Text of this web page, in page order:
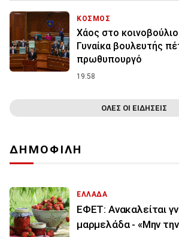
ΚΟΣΜΟΣ
Χάος στο
Γυναίκα βουλευτής
πρωθυπουργό
19:58
ΟΛΕΣ ΟΙ ΕΙΔΗΣΕΙΣ
ΔΗΜΟΦΙΛΗ
ΕΛΛΑΔΑ
ΕΦΕΤ: Ανακαλείται
μαρμελάδα - «Μην